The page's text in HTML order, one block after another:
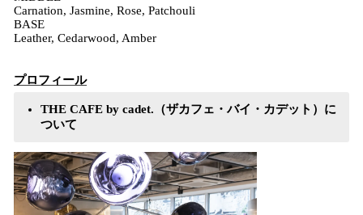
Carnation, Jasmine, Rose, Patchouli
BASE
Leather, Cedarwood, Amber
プロフィール
THE CAFE by cadet.（ザカフェ・バイ・カデット）に
ついて